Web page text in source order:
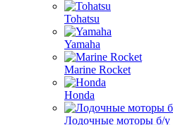
Tohatsu
Yamaha
Marine Rocket
Honda
Лодочные моторы б/у